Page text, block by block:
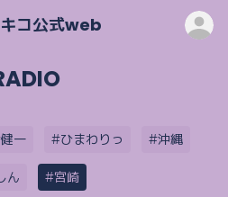
コ公式web
一 #ひまわりっ #沖縄
ん #宮崎